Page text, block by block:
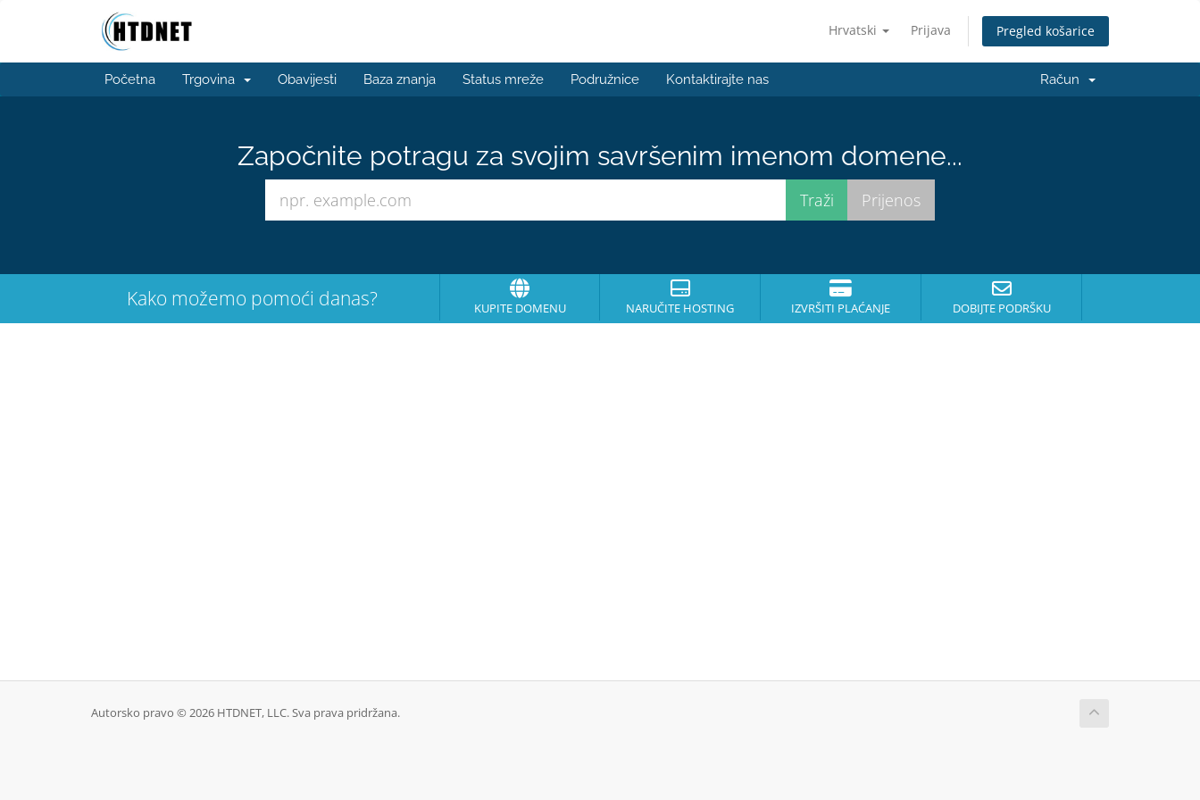
Hrvatski Prijava Pregled košarice
Početna Trgovina Obavijesti Baza znanja Status mreže Podružnice Kontaktirajte nas Račun
Započnite potragu za svojim savršenim imenom domene...
Kako možemo pomoći danas? KUPITE DOMENU NARUČITE HOSTING IZVRŠITI PLAĆANJE DOBIJTE PODRŠKU
Autorsko pravo © 2026 HTDNET, LLC. Sva prava pridržana.